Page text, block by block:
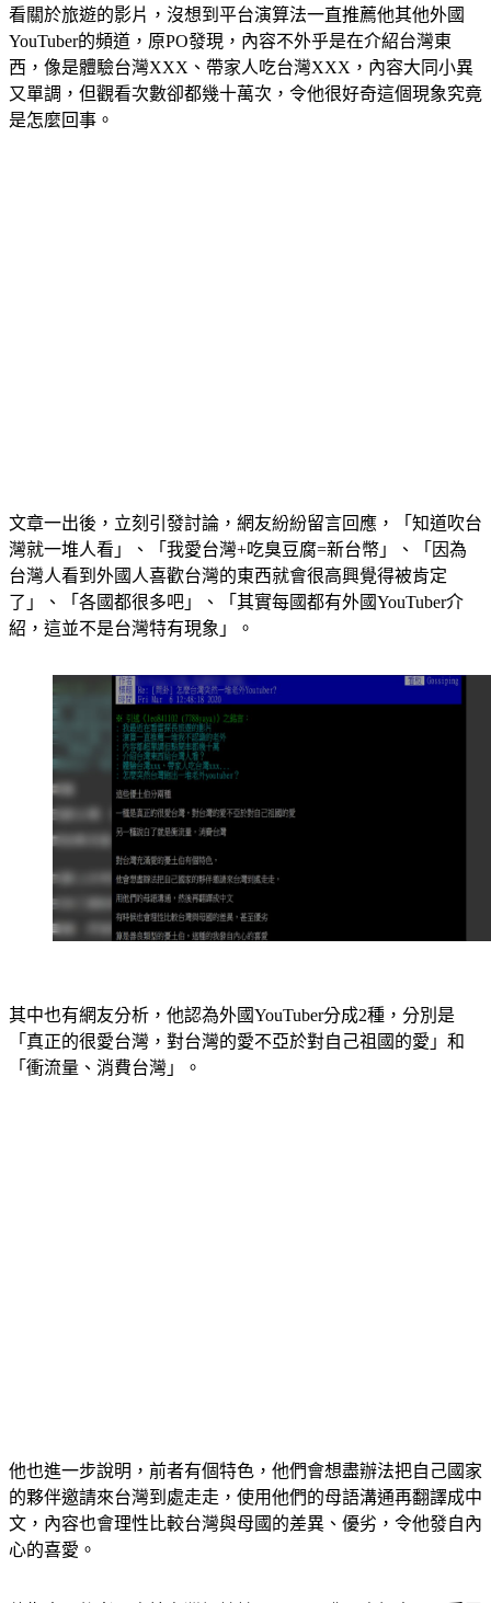
看關於旅遊的影片，沒想到平台演算法一直推薦他其他外國
YouTuber的頻道，原PO發現，內容不外乎是在介紹台灣東
西，像是體驗台灣XXX、帶家人吃台灣XXX，內容大同小異
又單調，但觀看次數卻都幾十萬次，令他很好奇這個現象究竟
是怎麼回事。
文章一出後，立刻引發討論，網友紛紛留言回應，「知道吹台
灣就一堆人看」、「我愛台灣+吃臭豆腐=新台幣」、「因為
台灣人看到外國人喜歡台灣的東西就會很高興覺得被肯定
了」、「各國都很多吧」、「其實每國都有外國YouTuber介
紹，這並不是台灣特有現象」。
其中也有網友分析，他認為外國YouTuber分成2種，分別是
「真正的很愛台灣，對台灣的愛不亞於對自己祖國的愛」和
「衝流量、消費台灣」。
他也進一步說明，前者有個特色，他們會想盡辦法把自己國家
的夥伴邀請來台灣到處走走，使用他們的母語溝通再翻譯成中
文，內容也會理性比較台灣與母國的差異、優劣，令他發自內
心的喜愛。